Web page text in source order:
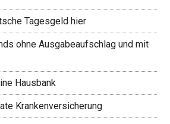
Tagesgeld hier
ohne Ausgabeaufschlag und mit
Hausbank
Krankenversicherung